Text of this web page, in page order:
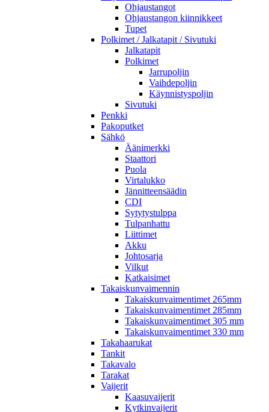
Ohjaustangot
Ohjaustangon kiinnikkeet
Tupet
Polkimet / Jalkatapit / Sivutuki
Jalkatapit
Polkimet
Jarrupoljin
Vaihdepoljin
Käynnistyspoljin
Sivutuki
Penkki
Pakoputket
Sähkö
Äänimerkki
Staattori
Puola
Virtalukko
Jännitteensäädin
CDI
Sytytystulppa
Tulpanhattu
Liittimet
Akku
Johtosarja
Vilkut
Katkaisimet
Takaiskunvaimennin
Takaiskunvaimentimet 265mm
Takaiskunvaimentimet 285mm
Takaiskunvaimentimet 305 mm
Takaiskunvaimentimet 330 mm
Takahaarukat
Tankit
Takavalo
Tarakat
Vaijerit
Kaasuvaijerit
Kytkinvaijerit